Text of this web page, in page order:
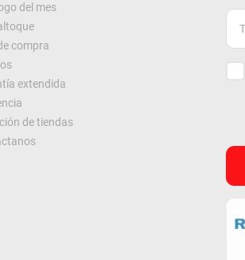
del mes
compra
extendida
de tiendas